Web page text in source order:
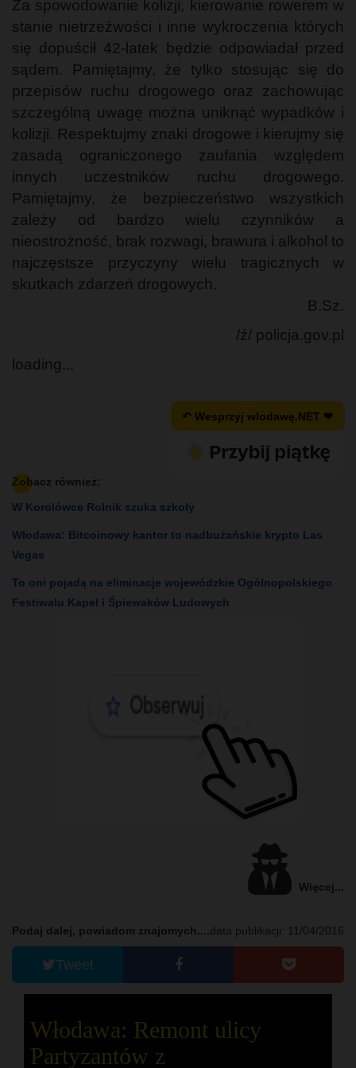
Za spowodowanie kolizji, kierowanie rowerem w
stanie nietrzeźwości i inne wykroczenia których
się dopuścił 42-latek będzie odpowiadał przed
sądem. Pamiętajmy, że tylko stosując się do
przepisów ruchu drogowego oraz zachowując
szczególną uwagę można uniknąć wypadków i
kolizji. Respektujmy znaki drogowe i kierujmy się
zasadą ograniczonego zaufania względem
innych uczestników ruchu drogowego.
Pamiętajmy, że bezpieczeństwo wszystkich
zależy od bardzo wielu czynników a
nieostrożność, brak rozwagi, brawura i alkohol to
najczęstsze przyczyny wielu tragicznych w
skutkach zdarzeń drogowych.
B.Sz.
/ź/ policja.gov.pl
loading...
↶ Wesprzyj wlodawę.NET ❤
Zobacz również:
W Korolówce Rolnik szuka szkoły
Włodawa: Bitcoinowy kantor to nadbużańskie krypto Las
Vegas
To oni pojadą na eliminacje wojewódzkie Ogólnopolskiego
Festiwalu Kapel i Śpiewaków Ludowych
Więcej...
data publikacji: 11/04/2016
Podaj dalej, powiadom znajomych....
Tweet
Włodawa: Remont ulicy
Partyzantów z